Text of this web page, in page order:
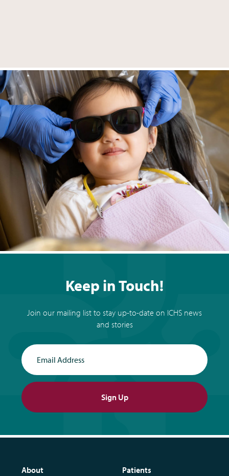
Keep in Touch!
Join our mailing list to stay up-to-date on ICHS news
and stories
Sign Up
About Patients